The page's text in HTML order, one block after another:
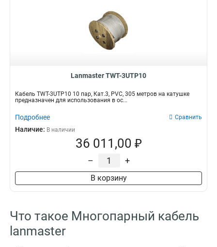
Серия
TWT
XS
Тип кабеля
Сечение
6,0мм
Модель
TWT-3UTP25
LAN-3FTP25-OUT
LAN-3UTP25-OUT
TWT-5EFTP50 1
TWT-EARTH-W25-100 1
TWT-5EUTP25
Lanmaster TWT-3UTP10
Кабель TWT-3UTP10 10 пар, Кат.3, PVC, 305 метров на катушке
предназначен для использования в ос...
Подробнее Сравнить
Наличие: В наличии
36 011,00 ₽
– +
В корзину
Что такое Многопарный кабель
lanmaster